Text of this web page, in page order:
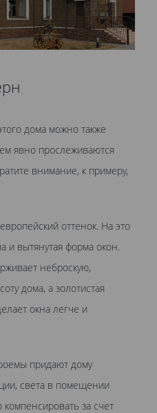
дома можно также
явно прослеживаются
внимание, к примеру,
оттенок. На это
и вытянутая форма окон.
неброскую,
дома, а золотистая
окна легче и
придают дому
света в помещении
за счет